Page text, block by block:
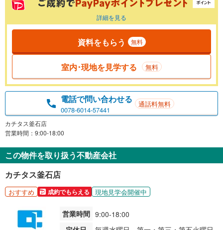
詳細を見る
資料をもらう 無料
室内･現地を見学する 無料
電話で問い合わせる
0078-6014-57441
通話料無料
カチタス釜石店
営業時間：9:00-18:00
この物件を取り扱う不動産会社
カチタス釜石店
おすすめ 成約でもらえる 現地見学会開催中
営業時間 9:00-18:00